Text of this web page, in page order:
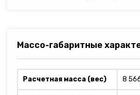
Массо-габаритные
Расчетная масса (вес) 8